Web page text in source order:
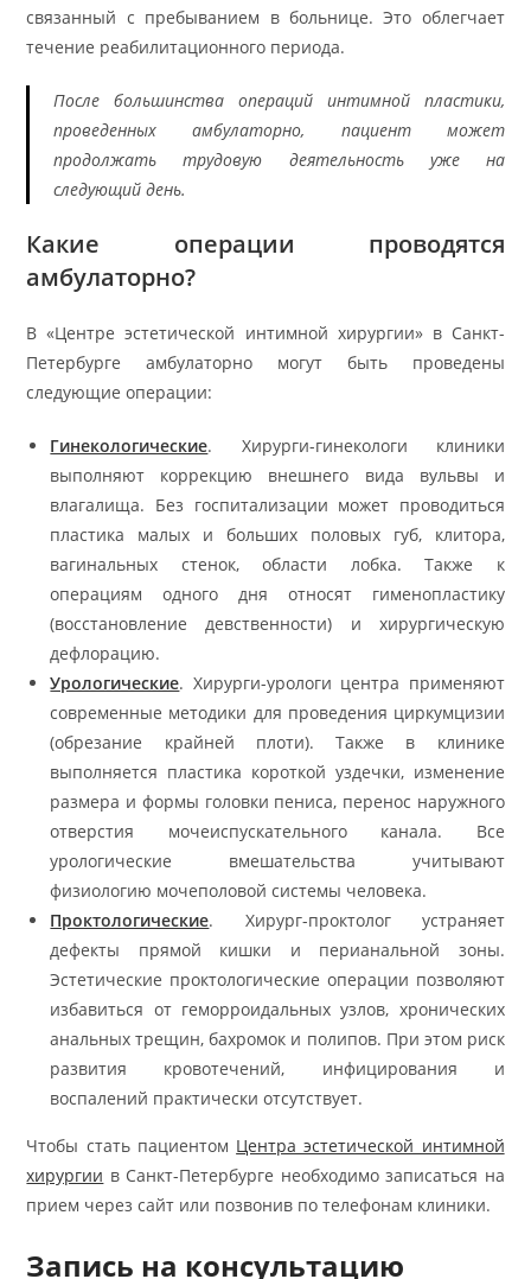
связанный с пребыванием в больнице. Это облегчает
течение реабилитационного периода.
После большинства операций интимной пластики,
проведенных амбулаторно, пациент может
продолжать трудовую деятельность уже на
следующий день.
Какие операции проводятся
амбулаторно?
В «Центре эстетической интимной хирургии» в Санкт-
Петербурге амбулаторно могут быть проведены
следующие операции:
Гинекологические. Хирурги-гинекологи клиники
выполняют коррекцию внешнего вида вульвы и
влагалища. Без госпитализации может проводиться
пластика малых и больших половых губ, клитора,
вагинальных стенок, области лобка. Также к
операциям одного дня относят гименопластику
(восстановление девственности) и хирургическую
дефлорацию.
Урологические. Хирурги-урологи центра применяют
современные методики для проведения циркумцизии
(обрезание крайней плоти). Также в клинике
выполняется пластика короткой уздечки, изменение
размера и формы головки пениса, перенос наружного
отверстия мочеиспускательного канала. Все
урологические вмешательства учитывают
физиологию мочеполовой системы человека.
Проктологические. Хирург-проктолог устраняет
дефекты прямой кишки и перианальной зоны.
Эстетические проктологические операции позволяют
избавиться от геморроидальных узлов, хронических
анальных трещин, бахромок и полипов. При этом риск
развития кровотечений, инфицирования и
воспалений практически отсутствует.
Чтобы стать пациентом Центра эстетической интимной
хирургии в Санкт-Петербурге необходимо записаться на
прием через сайт или позвонив по телефонам клиники.
Запись на консультацию